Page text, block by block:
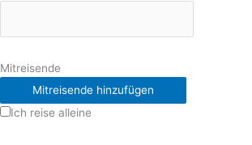
Mitreisende
Mitreisende hinzufügen
Ich reise alleine